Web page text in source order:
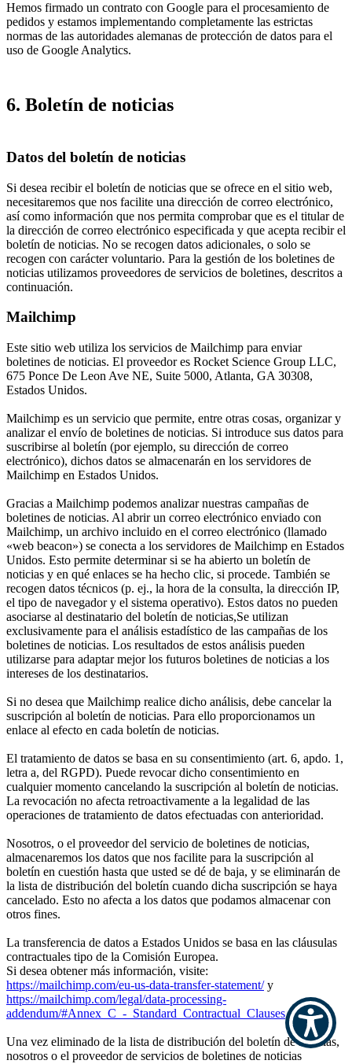
Hemos firmado un contrato con Google para el procesamiento de
pedidos y estamos implementando completamente las estrictas
normas de las autoridades alemanas de protección de datos para el
uso de Google Analytics.
6. Boletín de noticias
Datos del boletín de noticias
Si desea recibir el boletín de noticias que se ofrece en el sitio web,
necesitaremos que nos facilite una dirección de correo electrónico,
así como información que nos permita comprobar que es el titular de
la dirección de correo electrónico especificada y que acepta recibir el
boletín de noticias. No se recogen datos adicionales, o solo se
recogen con carácter voluntario. Para la gestión de los boletines de
noticias utilizamos proveedores de servicios de boletines, descritos a
continuación.
Mailchimp
Este sitio web utiliza los servicios de Mailchimp para enviar
boletines de noticias. El proveedor es Rocket Science Group LLC,
675 Ponce De Leon Ave NE, Suite 5000, Atlanta, GA 30308,
Estados Unidos.
Mailchimp es un servicio que permite, entre otras cosas, organizar y
analizar el envío de boletines de noticias. Si introduce sus datos para
suscribirse al boletín (por ejemplo, su dirección de correo
electrónico), dichos datos se almacenarán en los servidores de
Mailchimp en Estados Unidos.
Gracias a Mailchimp podemos analizar nuestras campañas de
boletines de noticias. Al abrir un correo electrónico enviado con
Mailchimp, un archivo incluido en el correo electrónico (llamado
«web beacon») se conecta a los servidores de Mailchimp en Estados
Unidos. Esto permite determinar si se ha abierto un boletín de
noticias y en qué enlaces se ha hecho clic, si procede. También se
recogen datos técnicos (p. ej., la hora de la consulta, la dirección IP,
el tipo de navegador y el sistema operativo). Estos datos no pueden
asociarse al destinatario del boletín de noticias,Se utilizan
exclusivamente para el análisis estadístico de las campañas de los
boletines de noticias. Los resultados de estos análisis pueden
utilizarse para adaptar mejor los futuros boletines de noticias a los
intereses de los destinatarios.
Si no desea que Mailchimp realice dicho análisis, debe cancelar la
suscripción al boletín de noticias. Para ello proporcionamos un
enlace al efecto en cada boletín de noticias.
El tratamiento de datos se basa en su consentimiento (art. 6, apdo. 1,
letra a, del RGPD). Puede revocar dicho consentimiento en
cualquier momento cancelando la suscripción al boletín de noticias.
La revocación no afecta retroactivamente a la legalidad de las
operaciones de tratamiento de datos efectuadas con anterioridad.
Nosotros, o el proveedor del servicio de boletines de noticias,
almacenaremos los datos que nos facilite para la suscripción al
boletín en cuestión hasta que usted se dé de baja, y se eliminarán de
la lista de distribución del boletín cuando dicha suscripción se haya
cancelado. Esto no afecta a los datos que podamos almacenar con
otros fines.
La transferencia de datos a Estados Unidos se basa en las cláusulas
contractuales tipo de la Comisión Europea.
Si desea obtener más información, visite:
https://mailchimp.com/eu-us-data-transfer-statement/y
https://mailchimp.com/legal/data-processing-
addendum/#Annex_C_-_Standard_Contractual_Clauses
Una vez eliminado de la lista de distribución del boletín de noticias,
nosotros o el proveedor de servicios de boletines de noticias